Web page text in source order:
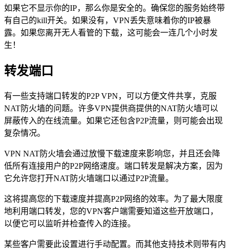
如果它不显示你的IP，那么你是安全的。确保您的服务始终带
有自己的kill开关。如果没有，VPN丢失意味着你的IP被暴
露。如果您离开无人看管的下载，这可能会一连几个小时发
生！
转发端口
有一些支持端口转发的P2P VPN，可以方便文件共享，克服
NAT防火墙的问题。许多VPN提供商提供的NAT防火墙可以
屏蔽传入的在线流量。如果它还包含P2P流量，则可能会出现
复杂情况。
VPN NAT防火墙会通过放慢下载速度来影响您，并且还会降
低所有连接用户的P2P网络速度。端口转发是解决方案，因为
它允许您打开NAT防火墙端口以通过P2P流量。
这将提高您的下载速度并提高P2P网络的效率。为了最大限度
地利用端口转发，您的VPN客户端需要知道这些开放端口，
以便它可以监听并检查传入的连接。
某些客户需要此设置进行手动配置。而其他支持技术则带有内